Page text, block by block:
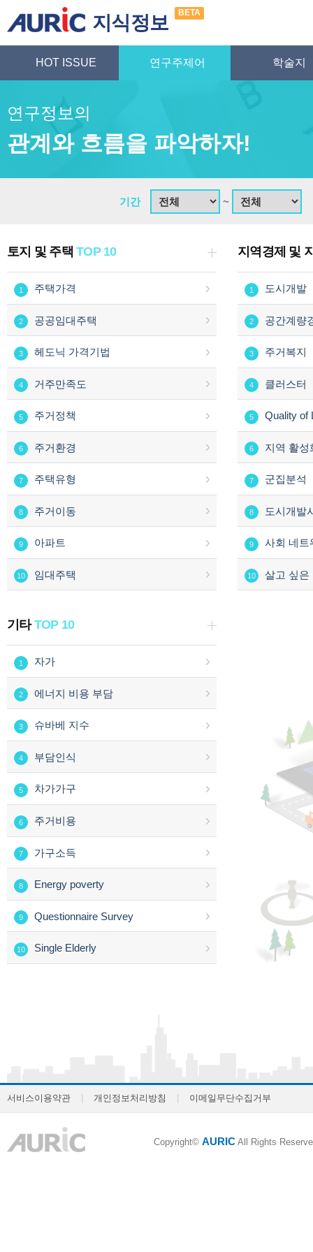
지식정보 BETA
HOT ISSUE 연구주제어 학술지
연구정보의
관계와 흐름을 파악하자!
기간 ~
토지 및 주택 TOP 10
1 주택가격
2 공공임대주택
3 헤도닉 가격기법
4 거주만족도
5 주거정책
6 주거환경
7 주택유형
8 주거이동
9 아파트
10 임대주택
지역경제 및
1 도시개발
2 공간계량
3 주거복지
4 클러스터
5 Quality of
6 지역 활성
7 군집분석
8 도시개발
9 사회 네트
10 살고 싶은
기타TOP 10
1 자가
2 에너지 비용 부담
3 슈바베 지수
4 부담인식
5 차가가구
6 주거비용
7 가구소득
8 Energy poverty
9 Questionnaire Survey
10 Single Elderly
서비스이용약관 | 개인정보처리방침 | 이메일무단수집거부
Copyright© AURIC All Rights